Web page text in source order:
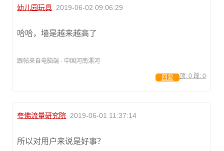
幼儿园玩具 2019-06-02 09:06:29
哈哈，墙是越来越高了
跟帖来自电脑端 · 中国河南漯河
顶: 0 踩: 0
回复
夸佛流量研究院 2019-06-01 11:37:14
所以对用户来说是好事？